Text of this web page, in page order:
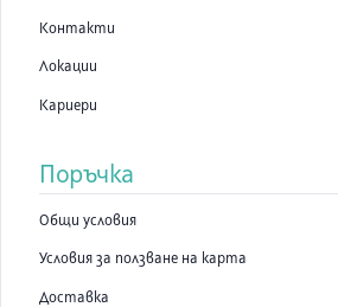
Контакти
Локации
Кариери
Поръчка
Общи условия
Условия за ползване на карта
Доставка